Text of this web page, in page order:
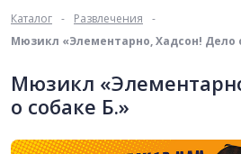
Каталог - Развлечения
-
Мюзикл «Элементарно, Хадсон! Дело
Мюзикл
о собаке Б.»